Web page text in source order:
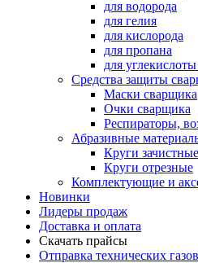
для водорода
для гелия
для кислорода
для пропана
для
Средства защиты
Маски сварщика
Очки сварщика
Респираторы,
Абразивные
Круги зачистные
Круги отрезные
Комплектующие и
Новинки
Лидеры продаж
Доставка и оплата
Скачать прайсы
Отправка технических